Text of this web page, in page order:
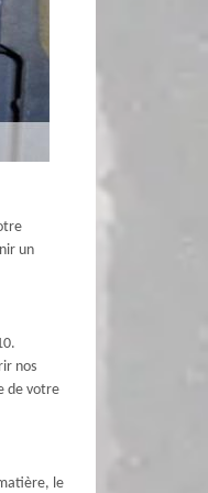
un
nos
de votre
le